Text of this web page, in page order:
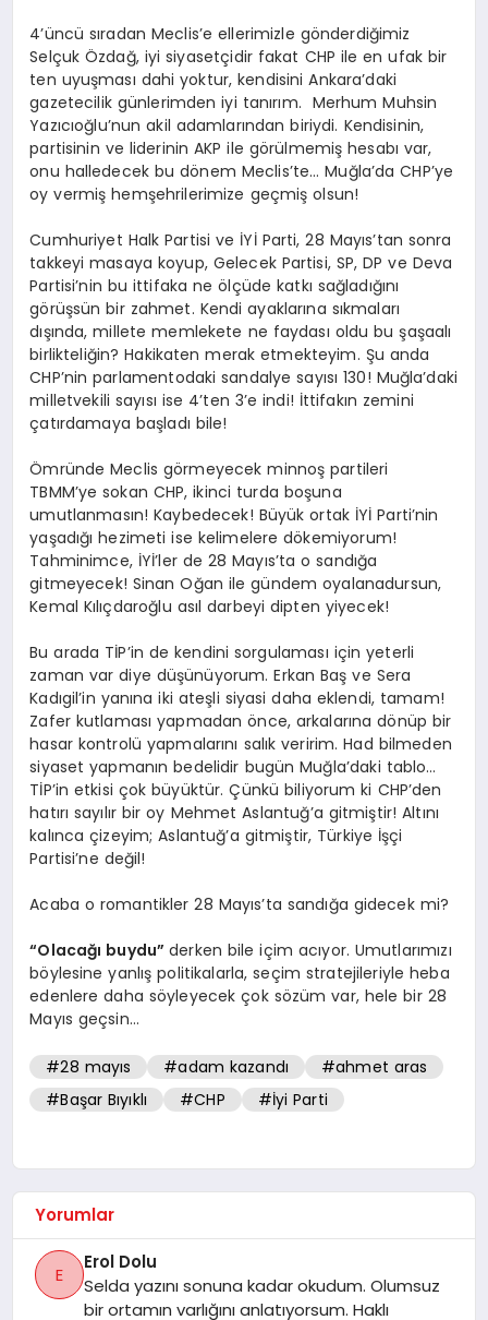
4’üncü sıradan Meclis’e ellerimizle gönderdiğimiz
Selçuk Özdağ, iyi siyasetçidir fakat CHP ile en ufak bir
ten uyuşması dahi yoktur, kendisini Ankara’daki
gazetecilik günlerimden iyi tanırım. Merhum Muhsin
Yazıcıoğlu’nun akil adamlarından biriydi. Kendisinin,
partisinin ve liderinin AKP ile görülmemiş hesabı var,
onu halledecek bu dönem Meclis’te… Muğla’da CHP’ye
oy vermiş hemşehrilerimize geçmiş olsun!
Cumhuriyet Halk Partisi ve İYİ Parti, 28 Mayıs’tan sonra
takkeyi masaya koyup, Gelecek Partisi, SP, DP ve Deva
Partisi’nin bu ittifaka ne ölçüde katkı sağladığını
görüşsün bir zahmet. Kendi ayaklarına sıkmaları
dışında, millete memlekete ne faydası oldu bu şaşaalı
birlikteliğin? Hakikaten merak etmekteyim. Şu anda
CHP’nin parlamentodaki sandalye sayısı 130! Muğla’daki
milletvekili sayısı ise 4’ten 3’e indi! İttifakın zemini
çatırdamaya başladı bile!
Ömründe Meclis görmeyecek minnoş partileri
TBMM’ye sokan CHP, ikinci turda boşuna
umutlanmasın! Kaybedecek! Büyük ortak İYİ Parti’nin
yaşadığı hezimeti ise kelimelere dökemiyorum!
Tahminimce, İYİ’ler de 28 Mayıs’ta o sandığa
gitmeyecek! Sinan Oğan ile gündem oyalanadursun,
Kemal Kılıçdaroğlu asıl darbeyi dipten yiyecek!
Bu arada TİP’in de kendini sorgulaması için yeterli
zaman var diye düşünüyorum. Erkan Baş ve Sera
Kadıgil’in yanına iki ateşli siyasi daha eklendi, tamam!
Zafer kutlaması yapmadan önce, arkalarına dönüp bir
hasar kontrolü yapmalarını salık veririm. Had bilmeden
siyaset yapmanın bedelidir bugün Muğla’daki tablo…
TİP’in etkisi çok büyüktür. Çünkü biliyorum ki CHP’den
hatırı sayılır bir oy Mehmet Aslantuğ’a gitmiştir! Altını
kalınca çizeyim; Aslantuğ’a gitmiştir, Türkiye İşçi
Partisi’ne değil!
Acaba o romantikler 28 Mayıs’ta sandığa gidecek mi?
“Olacağı buydu”derken bile içim acıyor. Umutlarımızı
böylesine yanlış politikalarla, seçim stratejileriyle heba
edenlere daha söyleyecek çok sözüm var, hele bir 28
Mayıs geçsin…
#28 mayıs #adam kazandı
#ahmet aras
#Başar Bıyıklı
#CHP #İyi Parti
Yorumlar
E
Erol Dolu
Selda yazını sonuna kadar okudum. Olumsuz
bir ortamın varlığını anlatıyorsum. Haklı